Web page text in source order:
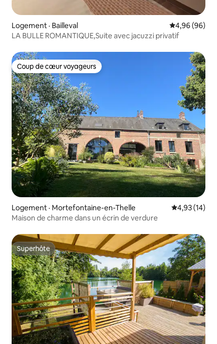
Logement · Bailleval Note
4,96 (96)
LA BULLE ROMANTIQUE,Suite avec jacuzzi privatif
Coup de cœur voyageurs
Coup de cœur voyageurs
Logement · Mortefontaine-en-Thelle Note
4,93 (14)
Maison de charme dans un écrin de verdure
Superhôte
Superhôte